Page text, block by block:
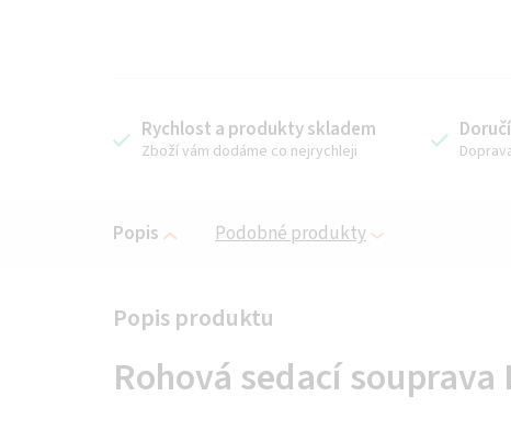
Rychlost a produkty skladem
Zboží vám dodáme co nejrychleji
Popis Podobné produkty
Rohová sedací souprava